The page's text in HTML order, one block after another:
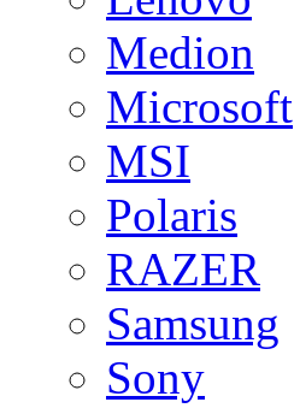
Medion
Microsoft
MSI
Polaris
RAZER
Samsung
Sony